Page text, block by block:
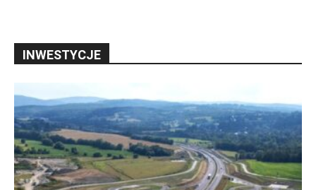
INWESTYCJE